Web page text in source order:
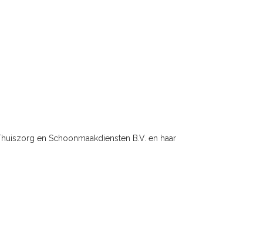
en Schoonmaakdiensten B.V. en haar